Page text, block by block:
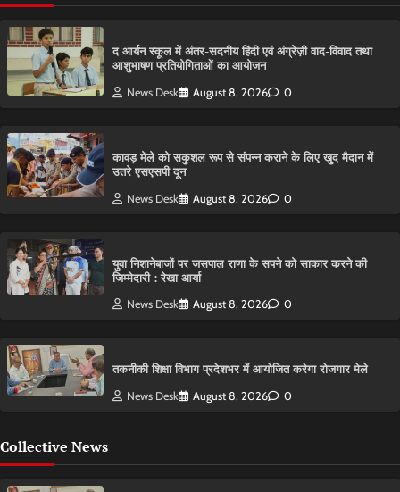
द आर्यन स्कूल में अंतर-सदनीय हिंदी एवं अंग्रेज़ी वाद-विवाद तथा
आशुभाषण प्रतियोगिताओं का आयोजन
News Desk August 8, 2026 0
कावड़ मेले को सकुशल रूप से संपन्न कराने के लिए खुद मैदान में
उतरे एसएसपी दून
News Desk August 8, 2026 0
युवा निशानेबाजों पर जसपाल राणा के सपने को साकार करने की
जिम्मेदारी : रेखा आर्या
News Desk August 8, 2026 0
तकनीकी शिक्षा विभाग प्रदेशभर में आयोजित करेगा रोजगार मेले
News Desk August 8, 2026 0
Collective News